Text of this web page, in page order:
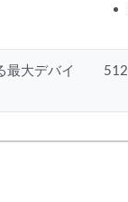
最大デバイ
512